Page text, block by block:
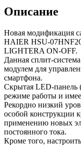
Описание
Новая модификация
HAIER HSU-
LIGHTERA ON-OFF.
Данная сплит-
модулем для
смартфона.
Скрытая LED-панель
режиме работы и
Рекордно низкий
особой конструкции
применению новых
постоянного тока.
Кроме того,